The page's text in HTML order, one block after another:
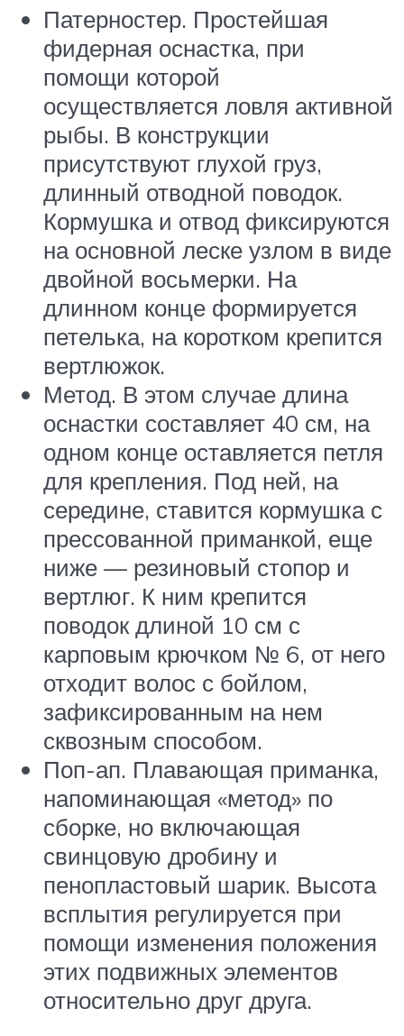
Патерностер. Простейшая
фидерная оснастка, при
помощи которой
осуществляется ловля активной
рыбы. В конструкции
присутствуют глухой груз,
длинный отводной поводок.
Кормушка и отвод фиксируются
на основной леске узлом в виде
двойной восьмерки. На
длинном конце формируется
петелька, на коротком крепится
вертлюжок.
Метод. В этом случае длина
оснастки составляет 40 см, на
одном конце оставляется петля
для крепления. Под ней, на
середине, ставится кормушка с
прессованной приманкой, еще
ниже — резиновый стопор и
вертлюг. К ним крепится
поводок длиной 10 см с
карповым крючком № 6, от него
отходит волос с бойлом,
зафиксированным на нем
сквозным способом.
Поп-ап. Плавающая приманка,
напоминающая «метод» по
сборке, но включающая
свинцовую дробину и
пенопластовый шарик. Высота
всплытия регулируется при
помощи изменения положения
этих подвижных элементов
относительно друг друга.